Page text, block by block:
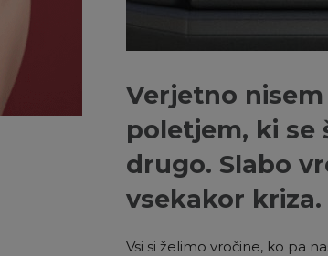
Verjetno
poletjem, ki se
drugo. Slabo
vsekakor kriza.
Vsi si želimo vročine, ko pa